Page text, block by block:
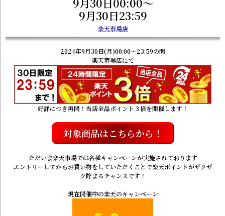
9月30日23:59
楽天市場店
2024年9月30日(月)00:00～23:59の間
楽天市場店にて
好評につき再開！当店全品ポイント３倍を開催します！
対象商品はこちらから！
ただいま楽天市場では各種キャンペーンが実施されております
エントリーしてからお買い物をしていただくことで楽天ポイントがザクザ
ク貯まるチャンスです！
現在開催中の楽天のキャンペーン